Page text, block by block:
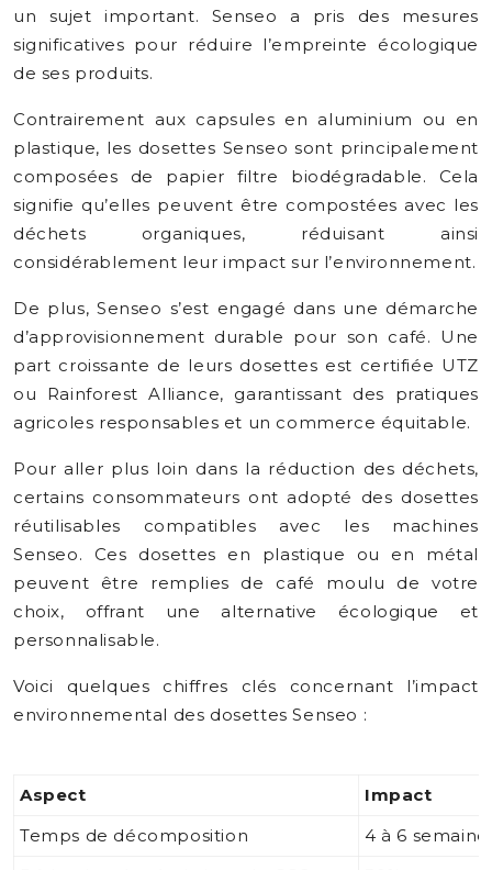
un sujet important. Senseo a pris des mesures
significatives pour réduire l’empreinte écologique
de ses produits.
Contrairement aux capsules en aluminium ou en
plastique, les dosettes Senseo sont principalement
composées de papier filtre biodégradable. Cela
signifie qu’elles peuvent être compostées avec les
déchets organiques, réduisant ainsi
considérablement leur impact sur l’environnement.
De plus, Senseo s’est engagé dans une démarche
d’approvisionnement durable pour son café. Une
part croissante de leurs dosettes est certifiée UTZ
ou Rainforest Alliance, garantissant des pratiques
agricoles responsables et un commerce équitable.
Pour aller plus loin dans la réduction des déchets,
certains consommateurs ont adopté des dosettes
réutilisables compatibles avec les machines
Senseo. Ces dosettes en plastique ou en métal
peuvent être remplies de café moulu de votre
choix, offrant une alternative écologique et
personnalisable.
Voici quelques chiffres clés concernant l’impact
environnemental des dosettes Senseo :
Aspect
Impact
Temps de décomposition
4 à 6